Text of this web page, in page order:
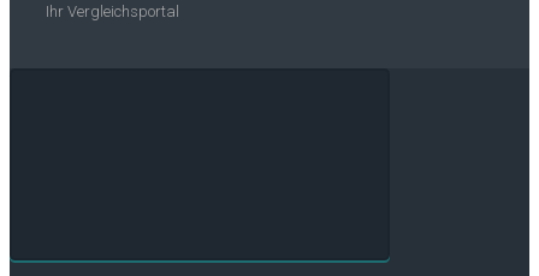
Ihr Vergleichsportal